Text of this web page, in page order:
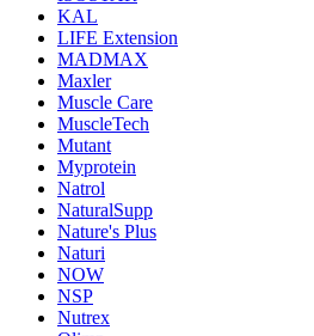
KAL
LIFE Extension
MADMAX
Maxler
Muscle Care
MuscleTech
Mutant
Myprotein
Natrol
NaturalSupp
Nature's Plus
Naturi
NOW
NSP
Nutrex